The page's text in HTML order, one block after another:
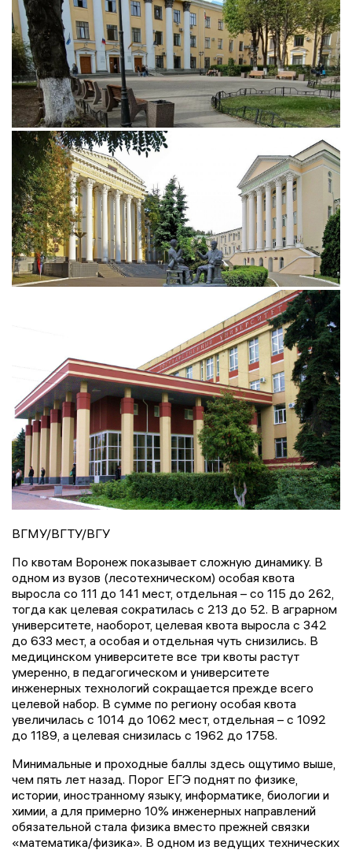
ВГМУ/ВГТУ/ВГУ
По квотам Воронеж показывает сложную динамику. В
одном из вузов (лесотехническом) особая квота
выросла со 111 до 141 мест, отдельная – со 115 до 262,
тогда как целевая сократилась с 213 до 52. В аграрном
университете, наоборот, целевая квота выросла с 342
до 633 мест, а особая и отдельная чуть снизились. В
медицинском университете все три квоты растут
умеренно, в педагогическом и университете
инженерных технологий сокращается прежде всего
целевой набор. В сумме по региону особая квота
увеличилась с 1014 до 1062 мест, отдельная – с 1092
до 1189, а целевая снизилась с 1962 до 1758.
Минимальные и проходные баллы здесь ощутимо выше,
чем пять лет назад. Порог ЕГЭ поднят по физике,
истории, иностранному языку, информатике, биологии и
химии, а для примерно 10% инженерных направлений
обязательной стала физика вместо прежней связки
«математика/физика». В одном из ведущих технических